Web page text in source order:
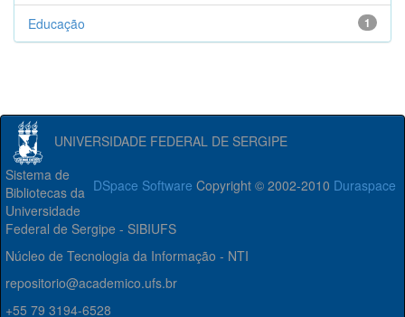
1
Educação
UNIVERSIDADE FEDERAL DE SERGIPE
DSpace Software Copyright © 2002-2010 Duraspace
Sistema de
Bibliotecas da
Universidade
Federal de Sergipe - SIBIUFS
Núcleo de Tecnologia da Informação - NTI
repositorio@academico.ufs.br
+55 79 3194-6528